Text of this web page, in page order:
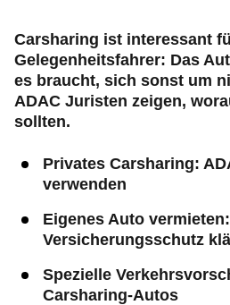
Carsharing ist interessant
Gelegenheitsfahrer: Das
es braucht, sich sonst um
ADAC Juristen zeigen,
sollten.
Privates Carsharing:
verwenden
Eigenes Auto vermieten:
Versicherungsschutz
Spezielle
Carsharing-Autos